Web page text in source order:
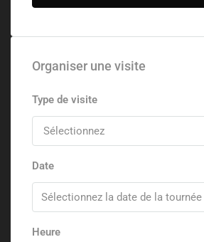
Organiser une visite
Type de visite
Sélectionnez
Date
Heure